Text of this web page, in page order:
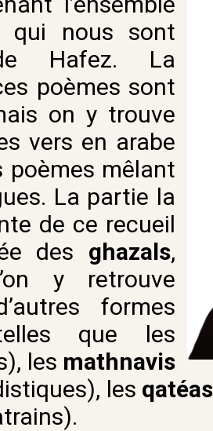
qui nous sont
Hafez. La
poèmes sont
on y trouve
vers en arabe
poèmes mêlant
La partie la
de ce recueil
des ghazals,
y retrouve
formes
que les
les mathnavis
les qatéas